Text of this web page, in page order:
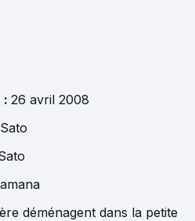
: 26 avril 2008
déménagent dans la petite